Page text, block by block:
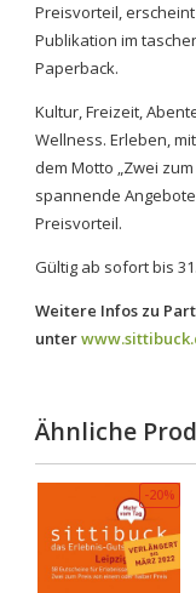
Preisvorteil,
Publikation im
Paperback.
Kultur, Freizeit,
Wellness. Erleben,
dem Motto „Zwei
spannende
Preisvorteil.
Gültig ab sofort bis
Weitere Infos zu
unter
Ähnliche
-20%